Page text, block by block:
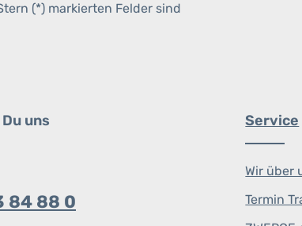
(*) markierten Felder sind
uns
84 88 0
Service
Wir über
Termin